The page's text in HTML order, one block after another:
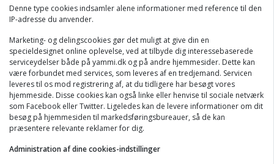
Denne type cookies indsamler alene informationer med reference til den
IP-adresse du anvender.
Marketing- og delingscookies gør det muligt at give din en
specieldesignet online oplevelse, ved at tilbyde dig interessebaserede
serviceydelser både på yammi.dk og på andre hjemmesider. Dette kan
være forbundet med services, som leveres af en tredjemand. Servicen
leveres til os mod registrering af, at du tidligere har besøgt vores
hjemmeside. Disse cookies kan også linke eller henvise til sociale netværk
som Facebook eller Twitter. Ligeledes kan de levere informationer om dit
besøg på hjemmesiden til markedsføringsbureauer, så de kan
præsentere relevante reklamer for dig.
Administration af dine cookies-indstillinger